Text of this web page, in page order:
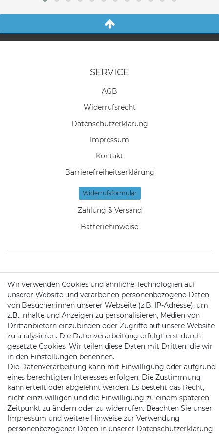
SERVICE
AGB
Widerrufs­recht
Daten­schutz­erklärung
Impressum
Kontakt
Barrierefreiheitserklärung
Widerrufs­formular
Zahlung & Versand
Batteriehinweise
KONTAKT
Telefon:09721 / 9453362
Mail:info@satshopping.de
Kopenhagenstr. 4
97424 Schweinfurt
Wir verwenden Cookies und ähnliche Technologien auf
unserer Website und verarbeiten personenbezogene Daten
von Besucher:innen unserer Webseite (z.B. IP-Adresse), um
z.B. Inhalte und Anzeigen zu personalisieren, Medien von
Drittanbietern einzubinden oder Zugriffe auf unsere Website
zu analysieren. Die Datenverarbeitung erfolgt erst durch
gesetzte Cookies. Wir teilen diese Daten mit Dritten, die wir
in den Einstellungen benennen.
Die Datenverarbeitung kann mit Einwilligung oder aufgrund
eines berechtigten Interesses erfolgen. Die Zustimmung
kann erteilt oder abgelehnt werden. Es besteht das Recht,
nicht einzuwilligen und die Einwilligung zu einem späteren
Zeitpunkt zu ändern oder zu widerrufen. Beachten Sie unser
Impressum und weitere Hinweise zur Verwendung
personenbezogener Daten in unserer Daten­schutz­erklärung.